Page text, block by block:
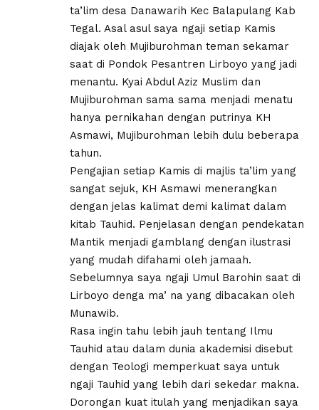
ta’lim desa Danawarih Kec Balapulang Kab
Tegal. Asal asul saya ngaji setiap Kamis
diajak oleh Mujiburohman teman sekamar
saat di Pondok Pesantren Lirboyo yang jadi
menantu. Kyai Abdul Aziz Muslim dan
Mujiburohman sama sama menjadi menatu
hanya pernikahan dengan putrinya KH
Asmawi, Mujiburohman lebih dulu beberapa
tahun.
Pengajian setiap Kamis di majlis ta’lim yang
sangat sejuk, KH Asmawi menerangkan
dengan jelas kalimat demi kalimat dalam
kitab Tauhid. Penjelasan dengan pendekatan
Mantik menjadi gamblang dengan ilustrasi
yang mudah difahami oleh jamaah.
Sebelumnya saya ngaji Umul Barohin saat di
Lirboyo denga ma’ na yang dibacakan oleh
Munawib.
Rasa ingin tahu lebih jauh tentang Ilmu
Tauhid atau dalam dunia akademisi disebut
dengan Teologi memperkuat saya untuk
ngaji Tauhid yang lebih dari sekedar makna.
Dorongan kuat itulah yang menjadikan saya